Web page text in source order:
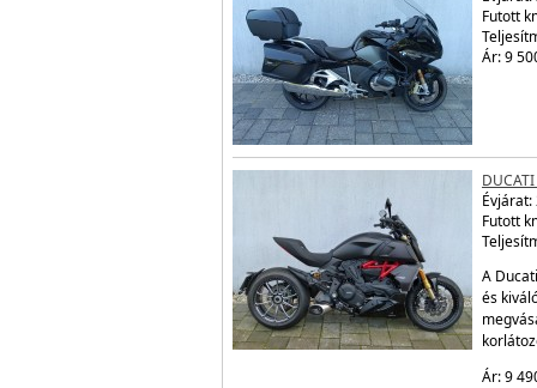
Futott
Ár: 9
Évjárat:
Futott
A
és
Ár: 9